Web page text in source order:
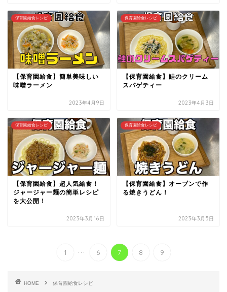
保育園給食レシピ
【保育園給食】簡単美味しい
味噌ラーメン
2023年4月9日
保育園給食レシピ
【保育園給食】鮭のクリーム
スパゲティー
2023年4月3日
保育園給食レシピ
【保育園給食】超人気給食！
ジャージャー麺の簡単レシピ
を大公開！
2023年3月16日
保育園給食レシピ
【保育園給食】オーブンで作
る焼きうどん！
2023年3月5日
1 ... 6 7 8 9
HOME 保育園給食レシピ